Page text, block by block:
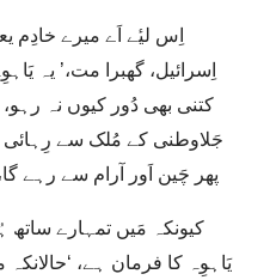
اِسرائیل، گھبرا مت،’ یہ
کتنی بھی دُور کیوں نہ رہو،
جَلاوطنی کے مُلک سے
پھر چَین اَور آرام سے رہے
یَاہوِہ کا فرمان ہے،